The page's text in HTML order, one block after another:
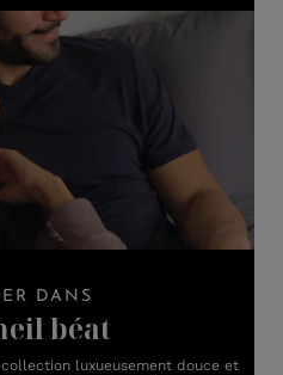
DANS
béat
luxueusement douce et